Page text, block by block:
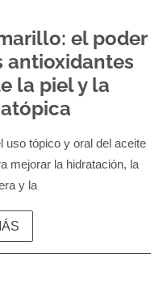
el poder
antioxidantes
la piel y la
uso tópico y oral del aceite
mejorar la hidratación, la
y la